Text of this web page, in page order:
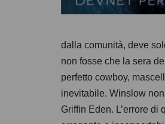
dalla comunità, deve
non fosse che la sera
perfetto cowboy,
inevitabile. Winslow
Griffin Eden. L’errore